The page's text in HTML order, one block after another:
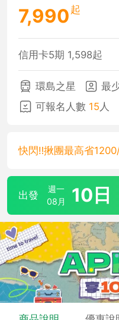
7,990 起
信用卡5期 1,598起
環島之星
最
可報名人數 15 人
快閃‼️揪團最高省
出發
週一
08月
10日